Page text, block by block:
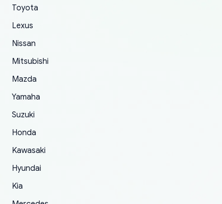
replacement order was shipped and received.
The only reason for giving them 4 stars instead
order.
and giving me updates.
Toyota
Lexus
Nissan
Mitsubishi
Mazda
Yamaha
Suzuki
Honda
Kawasaki
Hyundai
Kia